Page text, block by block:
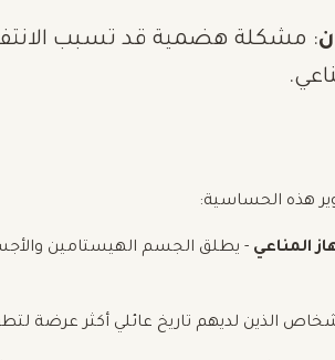
: مشكلة هضمية قد تسبب
هذه الحساسية:
المناعي - يطلق الجسم الهيستامين
الذين لديهم تاريخ عائلي أكثر عرضة